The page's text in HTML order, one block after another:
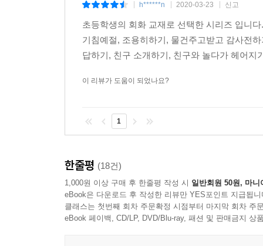
h******n 2020-03-23 신고
초등학생의 회화 교재로 선택한 시리즈 입니
기침예절, 조용히하기, 물건주고받고 감사전
답하기, 친구 소개하기, 친구와 놀다가 헤어
이 리뷰가 도움이 되었나요?
1
한줄평 (18건)
1,000원 이상 구매 후 한줄평 작성 시 일반회원 50원, 마니
eBook은 다운로드 후 작성한 리뷰만 YES포인트 지급됩니
클래스는 첫번째 회차 주문확정 시점부터 마지막 회차 주
eBook 페이백, CD/LP, DVD/Blu-ray, 패션 및 판매금지 상